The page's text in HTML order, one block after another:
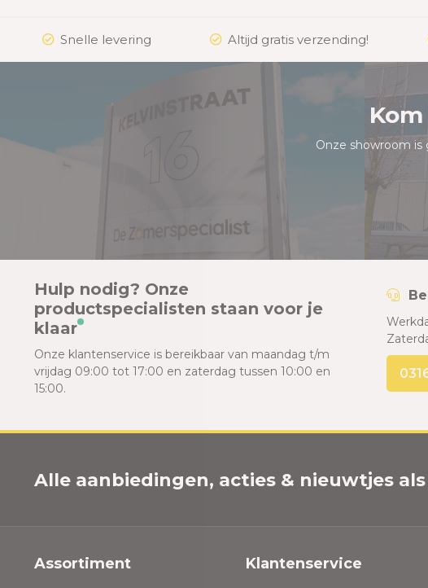
Snelle levering Altijd gratis verzending!
Onze showroom
Hulp nodig? Onze
productspecialisten staan voor je
klaar
Onze klantenservice is bereikbaar van maandag t/m
vrijdag 09:00 tot 17:00 en zaterdag tussen 10:00 en
15:00.
Alle aanbiedingen, acties & nieuwtjes
Assortiment Klantenservice